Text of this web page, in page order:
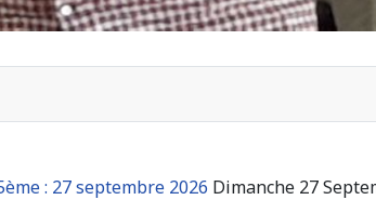
: 27 septembre 2026 Dimanche 27